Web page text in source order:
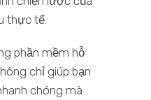
thực tế.
phần mềm hỗ
chỉ giúp bạn
chóng mà